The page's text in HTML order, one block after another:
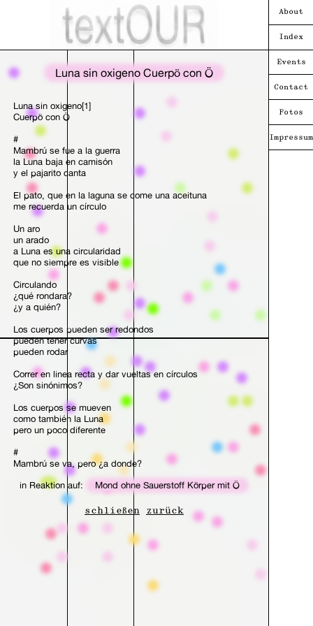
Luna sin oxigeno Cuerpö con Ö
Luna sin oxigeno[1]
Cuerpö con Ö
#
Mambrú se fue a la guerra
la Luna baja en camisón
y el pajarito canta
El pato, que en la laguna se come una aceituna
me recuerda un círculo
Un aro
un arado
a Luna es una circularidad
que no siempre es visible
Circulando
¿qué rondara?
¿y a quién?
Los cuerpos pueden ser redondos
pueden tener curvas
pueden rodar
Correr en linea recta y dar vueltas en círculos
¿Son sinónimos?
Los cuerpos se mueven
como también la Luna
pero un poco diferente
#
Mambrú se va, pero ¿a donde?
la Luna no tiene oxigeno
la Tierra, de sobra.
Yo respiro, hondo
tengo un enojo muy profundo
una tela alrededor
con la que me envuelvo
demasiado
in Reaktion auf: Mond ohne Sauerstoff Körper mit Ö
schließen zurück
About
Index
Events
Contact
Fotos
Impressum